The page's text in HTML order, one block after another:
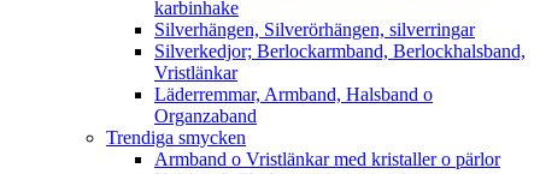
karbinhake
Silverhängen, Silverörhängen, silverringar
Silverkedjor; Berlockarmband, Berlockhalsband,
Vristlänkar
Läderremmar, Armband, Halsband o
Organzaband
Trendiga smycken
Armband o Vristlänkar med kristaller o pärlor